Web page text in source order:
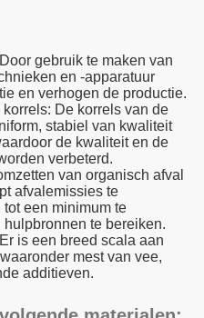
gebruik te maken van
en -apparatuur
en verhogen de productie.
De korrels van de
stabiel van kwaliteit
de kwaliteit en de
verbeterd.
van organisch afval
afvalemissies te
een minimum te
te bereiken.
is een breed scala aan
mest van vee,
additieven.